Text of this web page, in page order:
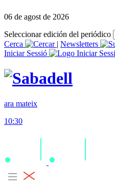
06 de agost de 2026
Seleccionar edición del periódico
Cerca
| Newsletters
Iniciar Sessió
ara mateix
10:30